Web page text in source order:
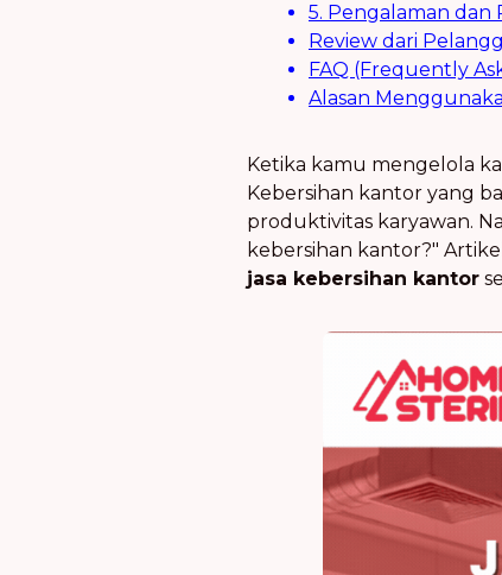
5. Pengalaman dan
Review dari
FAQ (Frequently
Alasan
Ketika kamu mengelola
Kebersihan kantor yang
produktivitas karyawan.
kebersihan kantor?"
jasa kebersihan kantor